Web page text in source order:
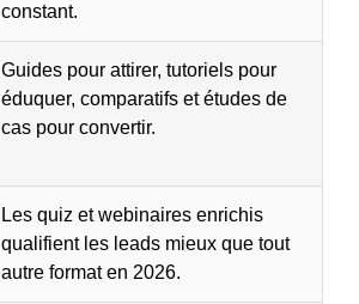
constant.
Guides pour attirer, tutoriels pour
éduquer, comparatifs et études de
cas pour convertir.
Les quiz et webinaires enrichis
qualifient les leads mieux que tout
autre format en 2026.